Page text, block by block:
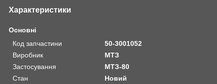
Характеристики
Основні
Код запчастини
50-3001052
Виробник
МТЗ
Застосування
МТЗ-80
Стан
Новий